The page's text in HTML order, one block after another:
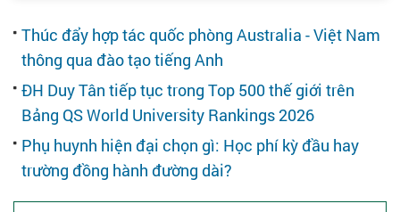
Nhà tuyển dụng
Thúc đẩy hợp tác quốc phòng Australia - Việt Nam
thông qua đào tạo tiếng Anh
ĐH Duy Tân tiếp tục trong Top 500 thế giới trên
Bảng QS World University Rankings 2026
Phụ huynh hiện đại chọn gì: Học phí kỳ đầu hay
trường đồng hành đường dài?